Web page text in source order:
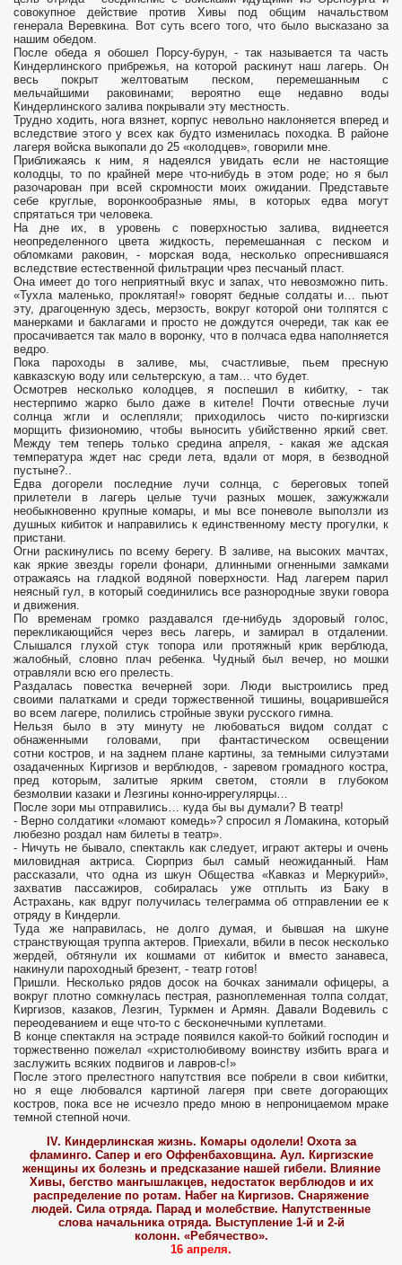
совокупное действие против Хивы под общим начальством
генерала Веревкина. Вот суть всего того, что было высказано за
нашим обедом.
После обеда я обошел Порсу-бурун, - так называется та часть
Киндерлинского прибрежья, на которой раскинут наш лагерь. Он
весь покрыт желтоватым песком, перемешанным с
мельчайшими раковинами; вероятно еще недавно воды
Киндерлинского залива покрывали эту местность.
Трудно ходить, нога вязнет, корпус невольно наклоняется вперед и
вследствие этого у всех как будто изменилась походка. В районе
лагеря войска выкопали до 25 «колодцев», говорили мне.
Приближаясь к ним, я надеялся увидать если не настоящие
колодцы, то по крайней мере что-нибудь в этом роде; но я был
разочарован при всей скромности моих ожидании. Представьте
себе круглые, воронкообразные ямы, в которых едва могут
спрятаться три человека.
На дне их, в уровень с поверхностью залива, виднеется
неопределенного цвета жидкость, перемешанная с песком и
обломками раковин, - морская вода, несколько опреснившаяся
вследствие естественной фильтрации чрез песчаный пласт.
Она имеет до того неприятный вкус и запах, что невозможно пить.
«Тухла маленько, проклятая!» говорят бедные солдаты и… пьют
эту, драгоценную здесь, мерзость, вокруг которой они толпятся с
манерками и баклагами и просто не дождутся очереди, так как ее
просачивается так мало в воронку, что в полчаса едва наполняется
ведро.
Пока пароходы в заливе, мы, счастливые, пьем пресную
кавказскую воду или сельтерскую, а там… что будет.
Осмотрев несколько колодцев, я поспешил в кибитку, - так
нестерпимо жарко было даже в кителе! Почти отвесные лучи
солнца жгли и ослепляли; приходилось чисто по-киргизски
морщить физиономию, чтобы выносить убийственно яркий свет.
Между тем теперь только средина апреля, - какая же адская
температура ждет нас среди лета, вдали от моря, в безводной
пустыне?..
Едва догорели последние лучи солнца, с береговых топей
прилетели в лагерь целые тучи разных мошек, зажужжали
необыкновенно крупные комары, и мы все поневоле выползли из
душных кибиток и направились к единственному месту прогулки, к
пристани.
Огни раскинулись по всему берегу. В заливе, на высоких мачтах,
как яркие звезды горели фонари, длинными огненными замками
отражаясь на гладкой водяной поверхности. Над лагерем парил
неясный гул, в который соединились все разнородные звуки говора
и движения.
По временам громко раздавался где-нибудь здоровый голос,
перекликающийся через весь лагерь, и замирал в отдалении.
Слышался глухой стук топора или протяжный крик верблюда,
жалобный, словно плач ребенка. Чудный был вечер, но мошки
отравляли всю его прелесть.
Раздалась повестка вечерней зори. Люди выстроились пред
своими палатками и среди торжественной тишины, воцарившейся
во всем лагере, полились стройные звуки русского гимна.
Нельзя было в эту минуту не любоваться видом солдат с
обнаженными головами, при фантастическом освещении
сотни костров, и на заднем плане картины, за темными силуэтами
озадаченных Киргизов и верблюдов, - заревом громадного костра,
пред которым, залитые ярким светом, стояли в глубоком
безмолвии казаки и Лезгины конно-иррегулярцы…
После зори мы отправились… куда бы вы думали? В театр!
- Верно солдатики «ломают комедь»? спросил я Ломакина, который
любезно роздал нам билеты в театр».
- Ничуть не бывало, спектакль как следует, играют актеры и очень
миловидная актриса. Сюрприз был самый неожиданный. Нам
рассказали, что одна из шкун Общества «Кавказ и Меркурий»,
захватив пассажиров, собиралась уже отплыть из Баку в
Астрахань, как вдруг получилась телеграмма об отправлении ее к
отряду в Киндерли.
Туда же направилась, не долго думая, и бывшая на шкуне
странствующая труппа актеров. Приехали, вбили в песок несколько
жердей, обтянули их кошмами от кибиток и вместо занавеса,
накинули пароходный брезент, - театр готов!
Пришли. Несколько рядов досок на бочках занимали офицеры, а
вокруг плотно сомкнулась пестрая, разноплеменная толпа солдат,
Киргизов, казаков, Лезгин, Туркмен и Армян. Давали Водевиль с
переодеванием и еще что-то с бесконечными куплетами.
В конце спектакля на эстраде появился какой-то бойкий господин и
торжественно пожелал «христолюбивому воинству избить врага и
заслужить всяких подвигов и лавров-с!»
После этого прелестного напутствия все побрели в свои кибитки,
но я еще любовался картиной лагеря при свете догорающих
костров, пока все не исчезло предо мною в непроницаемом мраке
темной степной ночи.
IV. Киндерлинская жизнь. Комары одолели! Охота за
фламинго. Сапер и его Оффенбаховщина. Аул. Киргизские
женщины их болезнь и предсказание нашей гибели. Влияние
Хивы, бегство мангышлакцев, недостаток верблюдов и их
распределение по ротам. Набег на Киргизов. Снаряжение
людей. Сила отряда. Парад и молебствие. Напутственные
слова начальника отряда. Выступление 1-й и 2-й
колонн. «Ребячество».
16 апреля.